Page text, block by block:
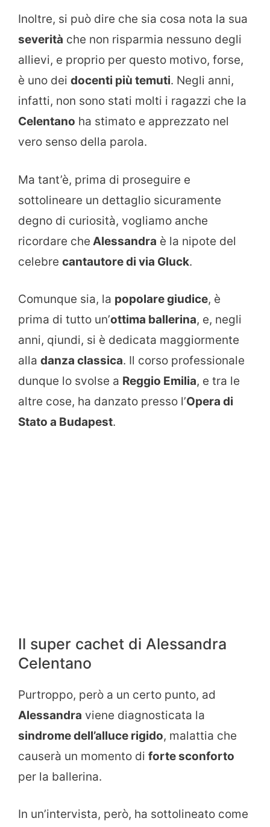
Inoltre, si può dire che sia cosa nota la sua
severità che non risparmia nessuno degli
allievi, e proprio per questo motivo, forse,
è uno dei docenti più temuti. Negli anni,
infatti, non sono stati molti i ragazzi che la
Celentano ha stimato e apprezzato nel
vero senso della parola.
Ma tant’è, prima di proseguire e
sottolineare un dettaglio sicuramente
degno di curiosità, vogliamo anche
ricordare che Alessandra è la nipote del
celebre cantautore di via Gluck.
Comunque sia, la popolare giudice, è
prima di tutto un’ottima ballerina, e, negli
anni, qiundi, si è dedicata maggiormente
alla danza classica. Il corso professionale
dunque lo svolse a Reggio Emilia, e tra le
altre cose, ha danzato presso l’Opera di
Stato a Budapest.
Il super cachet di Alessandra
Celentano
Purtroppo, però a un certo punto, ad
Alessandra viene diagnosticata la
sindrome dell’alluce rigido, malattia che
causerà un momento di forte sconforto
per la ballerina.
In un’intervista, però, ha sottolineato come